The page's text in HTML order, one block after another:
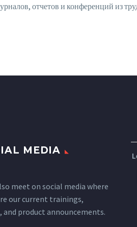
отчетов и конференций из
MEDIA
meet on social media where
our current trainings,
and product announcements.